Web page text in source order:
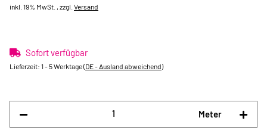
inkl. 19% MwSt. , zzgl. Versand
Sofort verfügbar
Lieferzeit: 1 - 5 Werktage(DE - Ausland abweichend)
Meter